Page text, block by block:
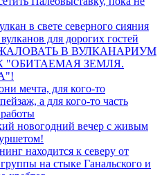
в свете северного сияния
для дорогих гостей
В ВУЛКАНАРИУМ
"ОБИТАЕМАЯ ЗЕМЛЯ.
мечта, для кого-то
а для кого-то часть
новогодний вечер с живым
находится к северу от
на стыке Ганальского и